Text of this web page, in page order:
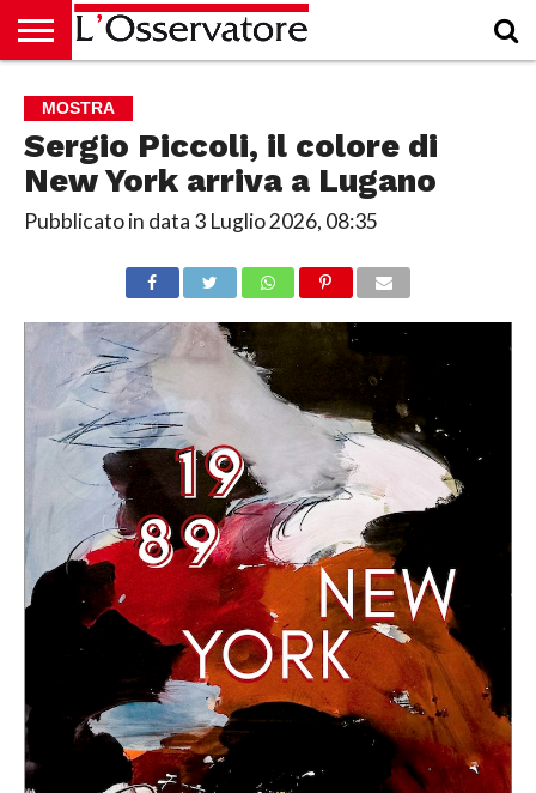
CULTURA
ECONOMIA
RUBRICHE
ARCHIVIO
PODCAST
ABBONAMENTO
CHI
SIAMO
ACCEDI
MOSTRA
Sergio Piccoli, il colore di
New York arriva a Lugano
Pubblicato in data 3 Luglio 2026, 08:35